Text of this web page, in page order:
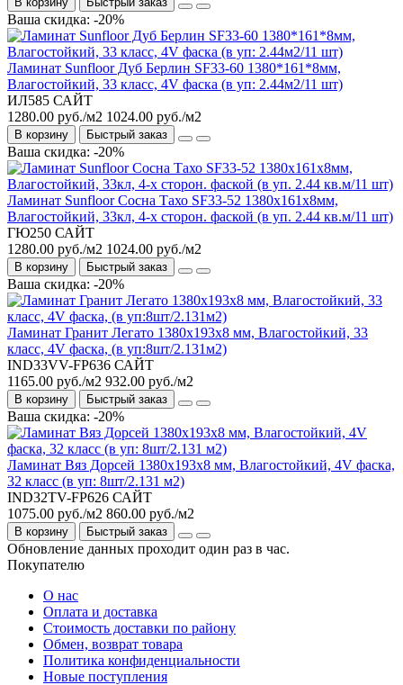
Ваша скидка: -20%
Ламинат Sunfloor Дуб Берлин SF33-60 1380*161*8мм,
Влагостойкий, 33 класс, 4V фаска (в уп: 2.44м2/11 шт)
ИЛ585 САЙТ
1280.00 руб./м2 1024.00 руб./м2
В корзину Быстрый заказ
Ваша скидка: -20%
Ламинат Sunfloor Сосна Тахо SF33-52 1380х161х8мм,
Влагостойкий, 33кл, 4-х сторон. фаской (в уп. 2.44 кв.м/11 шт)
ГЮ250 САЙТ
1280.00 руб./м2 1024.00 руб./м2
В корзину Быстрый заказ
Ваша скидка: -20%
Ламинат Гранит Легато 1380х193х8 мм, Влагостойкий, 33
класс, 4V фаска, (в уп:8шт/2.131м2)
IND33VV-FP636 САЙТ
1165.00 руб./м2 932.00 руб./м2
В корзину Быстрый заказ
Ваша скидка: -20%
Ламинат Вяз Дорсей 1380х193х8 мм, Влагостойкий, 4V фаска,
32 класс (в уп: 8шт/2.131 м2)
IND32TV-FP626 САЙТ
1075.00 руб./м2 860.00 руб./м2
В корзину Быстрый заказ
Обновление данных проходит один раз в час.
Покупателю
О нас
Оплата и доставка
Стоимость доставки по району
Обмен, возврат товара
Политика конфиденциальности
Новые поступления